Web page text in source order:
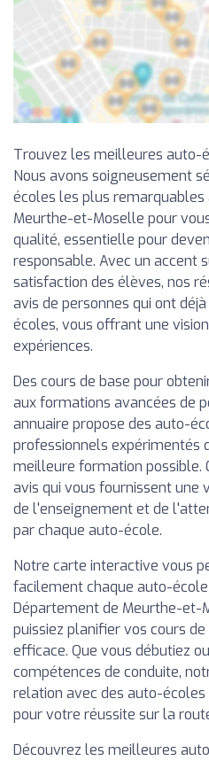
Trouvez les meilleures auto-
Nous avons soigneusement
écoles les plus remarquables
Meurthe-et-Moselle pour
qualité, essentielle pour
responsable. Avec un accent
satisfaction des élèves, nos
avis de personnes qui ont
écoles, vous offrant une
expériences.
Des cours de base pour
aux formations avancées de
annuaire propose des auto-
professionnels expérimentés
meilleure formation possible.
avis qui vous fournissent une
de l'enseignement et de
par chaque auto-école.
Notre carte interactive vous
facilement chaque auto-
Département de Meurthe-et-
puissiez planifier vos cours
efficace. Que vous débutiez
compétences de conduite,
relation avec des auto-
pour votre réussite sur la
Découvrez les meilleures